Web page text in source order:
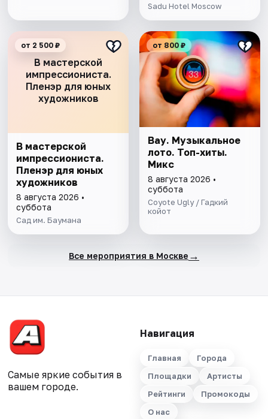
Sadu Hotel Moscow
В мастерской
импрессиониста.
Пленэр для юных
художников
от 2 500 ₽
В мастерской
импрессиониста.
Пленэр для юных
художников
8 августа 2026 •
суббота
Сад им. Баумана
от 800 ₽
Вау. Музыкальное
лото. Топ-хиты.
Микс
8 августа 2026 •
суббота
Coyote Ugly / Гадкий
койот
Все мероприятия в Москве →
Самые яркие события в
вашем городе.
Навигация
Главная
Города
Площадки
Артисты
Рейтинги
Промокоды
О нас